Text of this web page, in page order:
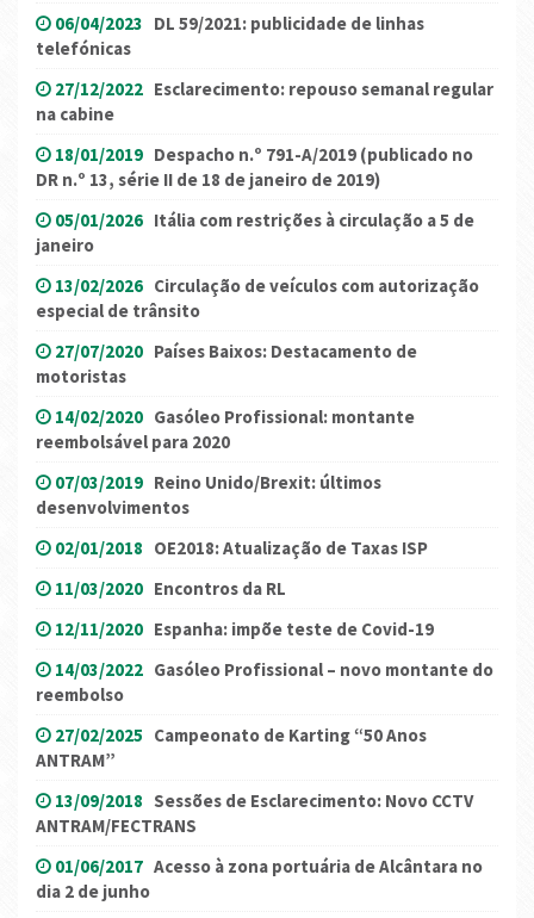
06/04/2023 DL 59/2021: publicidade de linhas
telefónicas
27/12/2022 Esclarecimento: repouso semanal regular
na cabine
18/01/2019 Despacho n.º 791-A/2019 (publicado no
DR n.º 13, série II de 18 de janeiro de 2019)
05/01/2026 Itália com restrições à circulação a 5 de
janeiro
13/02/2026 Circulação de veículos com autorização
especial de trânsito
27/07/2020 Países Baixos: Destacamento de
motoristas
14/02/2020 Gasóleo Profissional: montante
reembolsável para 2020
07/03/2019 Reino Unido/Brexit: últimos
desenvolvimentos
02/01/2018 OE2018: Atualização de Taxas ISP
11/03/2020 Encontros da RL
12/11/2020 Espanha: impõe teste de Covid-19
14/03/2022 Gasóleo Profissional – novo montante do
reembolso
27/02/2025 Campeonato de Karting “50 Anos
ANTRAM”
13/09/2018 Sessões de Esclarecimento: Novo CCTV
ANTRAM/FECTRANS
01/06/2017 Acesso à zona portuária de Alcântara no
dia 2 de junho